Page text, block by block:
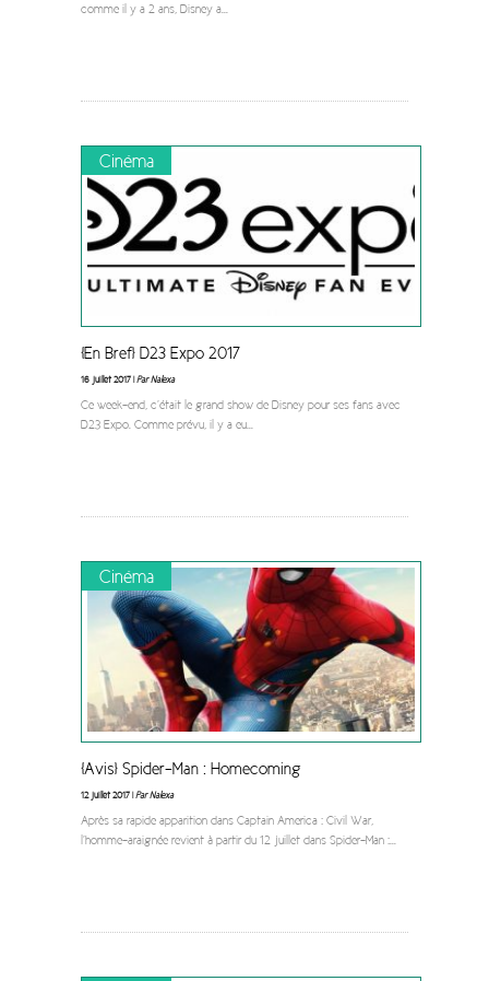
comme il y a 2 ans, Disney a...
Cinéma
[En Bref] D23 Expo 2017
16 juillet 2017 |Par Nalexa
Ce week-end, c’était le grand show de Disney pour ses fans avec
D23 Expo. Comme prévu, il y a eu...
Cinéma
[Avis] Spider-Man : Homecoming
12 juillet 2017 |Par Nalexa
Après sa rapide apparition dans Captain America : Civil War,
l’homme-araignée revient à partir du 12 juillet dans Spider-Man :...